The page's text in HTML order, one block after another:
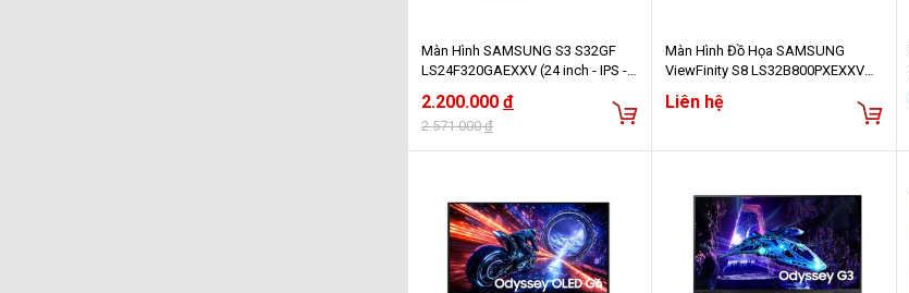
Màn Hình SAMSUNG S3 S32GF
LS24F320GAEXXV (24 inch - IPS -
2.200.000 đ
2.571.000đ
Màn Hình Đồ Họa SAMSUNG
ViewFinity S8 LS32B800PXEXXV
USB TypeC - Network RJ45)
Liên hệ